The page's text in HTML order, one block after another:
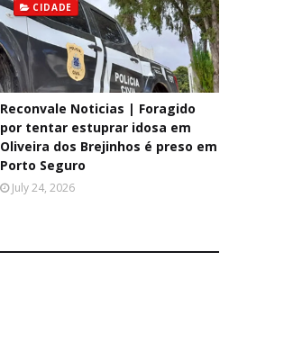
CIDADE
Reconvale Noticias | Foragido
por tentar estuprar idosa em
Oliveira dos Brejinhos é preso em
Porto Seguro
July 24, 2026